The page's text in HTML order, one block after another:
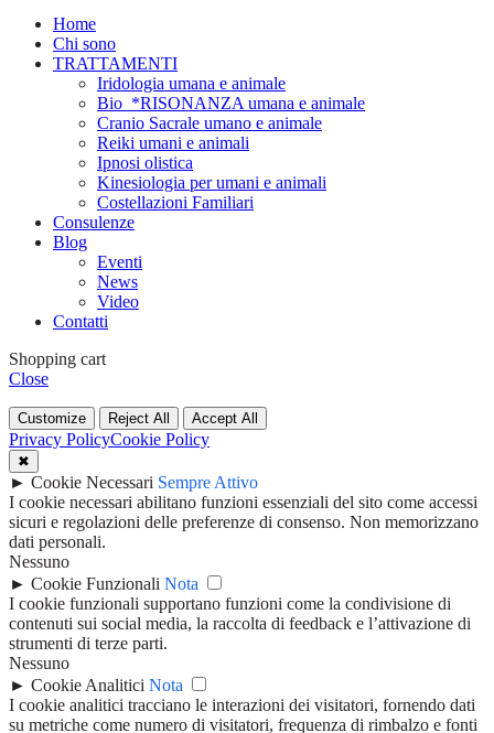
Home
Chi sono
TRATTAMENTI
Iridologia umana e animale
Bio_*RISONANZA umana e animale
Cranio Sacrale umano e animale
Reiki umani e animali
Ipnosi olistica
Kinesiologia per umani e animali
Costellazioni Familiari
Consulenze
Blog
Eventi
News
Video
Contatti
Shopping cart
Close
Customize Reject All Accept All
Privacy PolicyCookie Policy
✖
► Cookie Necessari Sempre Attivo
I cookie necessari abilitano funzioni essenziali del sito come accessi
sicuri e regolazioni delle preferenze di consenso. Non memorizzano
dati personali.
Nessuno
► Cookie Funzionali Nota
I cookie funzionali supportano funzioni come la condivisione di
contenuti sui social media, la raccolta di feedback e l’attivazione di
strumenti di terze parti.
Nessuno
► Cookie Analitici Nota
I cookie analitici tracciano le interazioni dei visitatori, fornendo dati
su metriche come numero di visitatori, frequenza di rimbalzo e fonti